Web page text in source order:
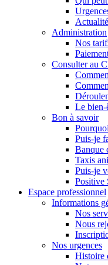
Administration
Nos
Consulter au
Le bien-
Bon à savoir
Puis-je
Banque
Taxis
Puis-je
Positive
Espace professionnel
Informations
Nos
Nous
Nos urgences
Histoire